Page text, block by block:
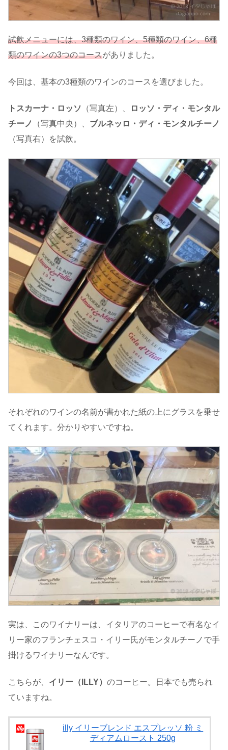
試飲メニューには、3種類のワイン、5種類のワイン、6種
類のワインの3つのコースがありました。
今回は、基本の3種類のワインのコースを選びました。
トスカーナ・ロッソ （写真左）、
ロッソ・ディ・モンタル
チーノ
（写真中央）、 ブルネッロ・ディ・モンタルチーノ
（写真右）を試飲。
それぞれのワインの名前が書かれた紙の上にグラスを乗せ
てくれます。分かりやすいですね。
実は、このワイナリーは、イタリアのコーヒーで有名なイ
リー家のフランチェスコ・イリー氏がモンタルチーノで手
掛けるワイナリーなんです。
こちらが、 イリー（ILLY） のコーヒー。日本でも売られ
ていますね。
illy イリーブレンド エスプレッソ 粉 ミ
ディアムロースト 250g